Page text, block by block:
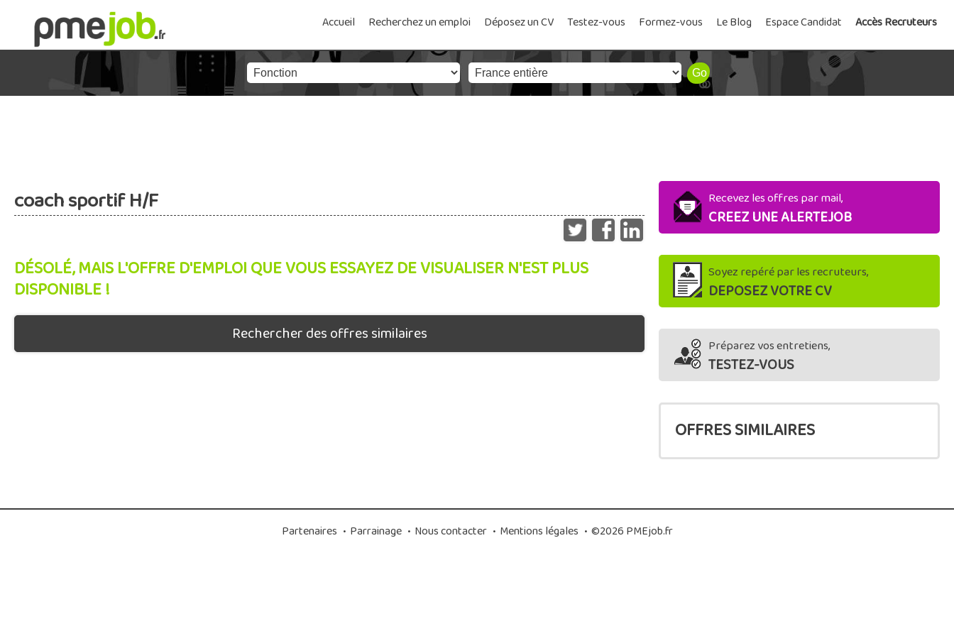
Accueil Recherchez un emploi Déposez un CV Testez-vous Formez-vous Le Blog Espace Candidat Accès Recruteurs
coach sportif H/F
DÉSOLÉ, MAIS L'OFFRE D'EMPLOI QUE VOUS ESSAYEZ DE VISUALISER N'EST PLUS
DISPONIBLE !
Rechercher des offres similaires
Recevez les offres par mail,
CREEZ UNE ALERTEJOB
Soyez repéré par les recruteurs,
DEPOSEZ VOTRE CV
Préparez vos entretiens,
TESTEZ-VOUS
OFFRES SIMILAIRES
Partenaires • Parrainage • Nous contacter • Mentions légales • ©2026 PMEjob.fr